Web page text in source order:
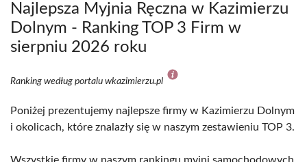
Najlepsza Myjnia Ręczna w Kazimierzu
Dolnym - Ranking TOP 3 Firm w
sierpniu 2026 roku
Ranking według portalu wkazimierzu.pl
Poniżej prezentujemy najlepsze firmy w Kazimierzu Dolnym
i okolicach, które znalazły się w naszym zestawieniu TOP 3.